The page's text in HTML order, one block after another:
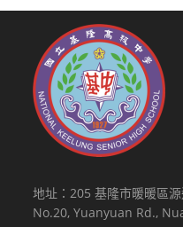
地址：205 基隆市暖暖區
No.20, Yuanyuan Rd.,